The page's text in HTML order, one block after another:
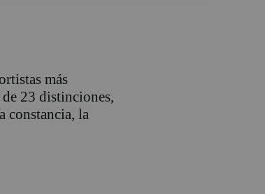
más
23 distinciones,
constancia, la